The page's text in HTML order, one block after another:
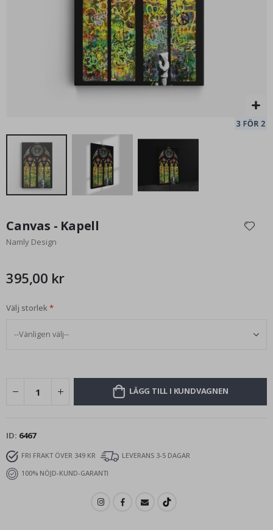
149,00 Kr
början
av
Canvas - Kapell
Namly Design
395,00 kr
Välj storlek
LÄGG TILL I KUNDVAGNEN
ID 6467
FRI FRAKT ÖVER 349 KR
LEVERANS 3-5 DAGAR
100% NÖJD-KUND-GARANTI